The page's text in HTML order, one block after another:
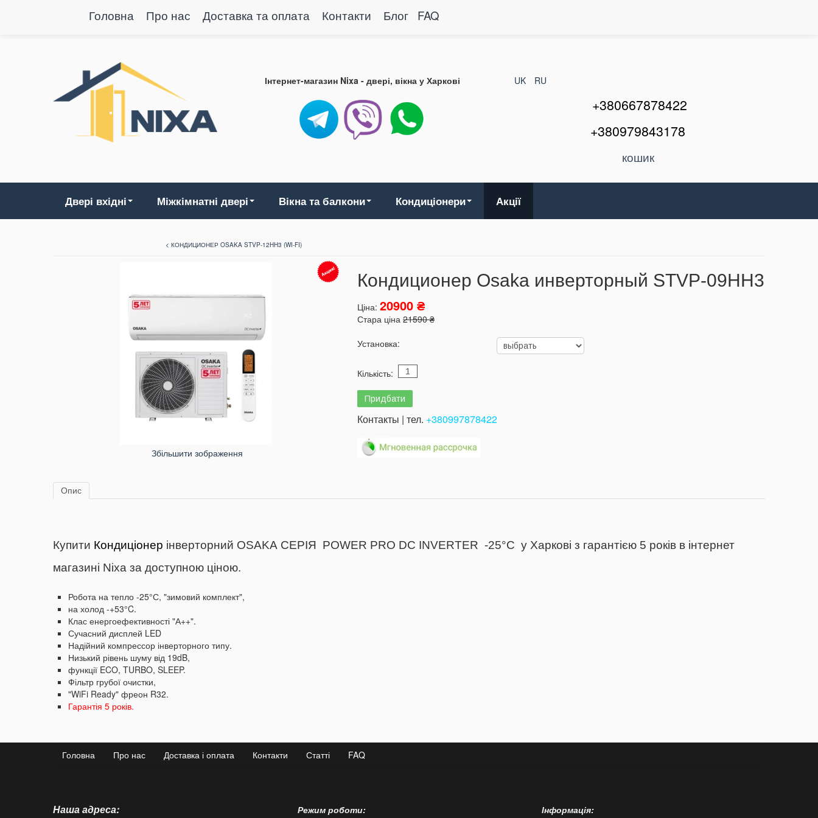
Головна Про нас Доставка та оплата Контакти Блог FAQ
Інтернет-магазин Nixa - двері, вікна у Харкові UK RU
+380667878422
+380979843178
кошик
Двері вхідні Міжкімнатні двері Вікна та балкони Кондиціонери Акції
< КОНДИЦИОНЕР OSAKA STVP-12HH3 (WI-FI)
Збільшити зображення
Кондиционер Osaka инверторный STVP-09HH3
Ціна: 20900 ₴
Стара ціна 21590 ₴
Установка:
Кількість:
Контакты | тел. +380997878422
Опис
Купити Кондиціонер інверторний OSAKA СЕРІЯ POWER PRO DC INVERTER -25°С у Харкові з гарантією 5 років в інтернет
магазині Nixa за доступною ціною.
Робота на тепло -25°С, "зимовий комплект",
на холод -+53°C.
Клас енергоефективності "А++".
Сучасний дисплей LED
Надійний компрессор інверторного типу.
Низький рівень шуму від 19dB,
функції ECO, TURBO, SLEEP.
Фільтр грубої очистки,
"WiFi Ready" фреон R32.
Гарантія 5 років.
Головна Про нас Доставка і оплата Контакти Статті FAQ
Наша адреса: Режим роботи: Інформація: